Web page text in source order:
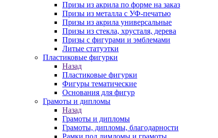
Призы из акрила по форме на заказ
Призы из металла с УФ-печатью
Призы из акрила универсальные
Призы из стекла, хрусталя, дерева
Призы с фигурами и эмблемами
Литые статуэтки
Пластиковые фигурки
Назад
Пластиковые фигурки
Фигуры тематические
Основания для фигур
Грамоты и дипломы
Назад
Грамоты и дипломы
Грамоты, дипломы, благодарности
Рамки под димломы и грамоты